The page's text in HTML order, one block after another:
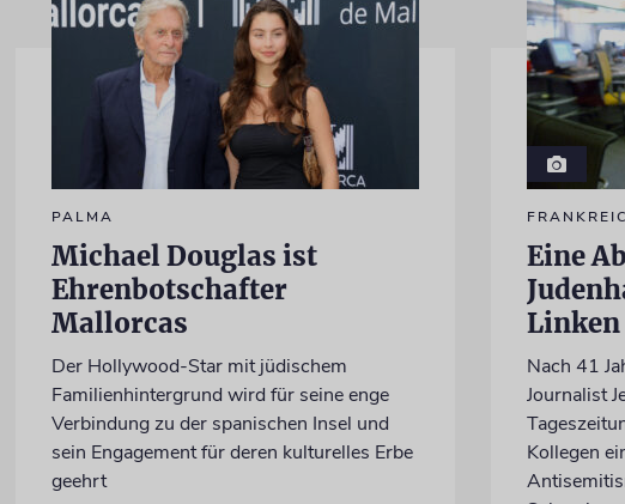
PALMA
Michael Douglas ist
Ehrenbotschafter
Mallorcas
Der Hollywood-Star mit jüdischem
Familienhintergrund wird für seine enge
Verbindung zu der spanischen Insel und
sein Engagement für deren kulturelles Erbe
geehrt
Eine
Linken
Nach 41
Journalist
Kollegen